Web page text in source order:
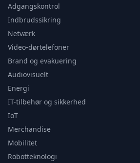
Adgangskontrol
Indbrudssikring
Netværk
Video-dørtelefoner
Brand og evakuering
Audiovisuelt
Energi
IT-tilbehør og sikkerhed
IoT
Merchandise
Mobilitet
Robotteknologi